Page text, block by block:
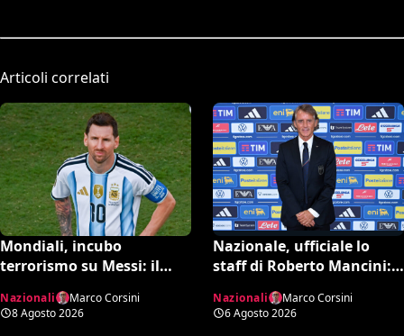
Articoli correlati
Mondiali, incubo
terrorismo su Messi: il
sventati durante la Coppa
del Mondo
Nazionali
Marco Corsini
8 Agosto 2026
Nazionale, ufficiale lo
staff di Roberto Mancini:
Bollini vice
Nazionali
Marco Corsini
6 Agosto 2026